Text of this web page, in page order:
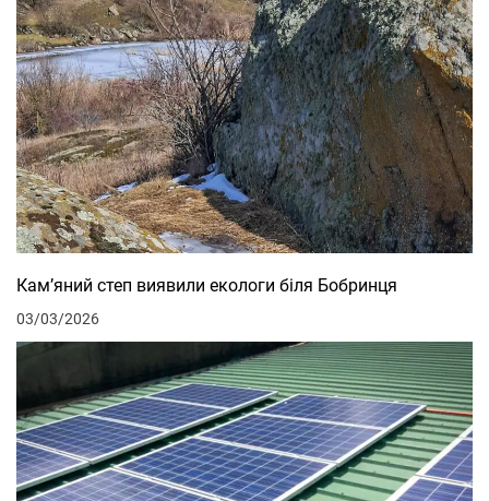
Кам’яний степ виявили екологи біля Бобринця
03/03/2026